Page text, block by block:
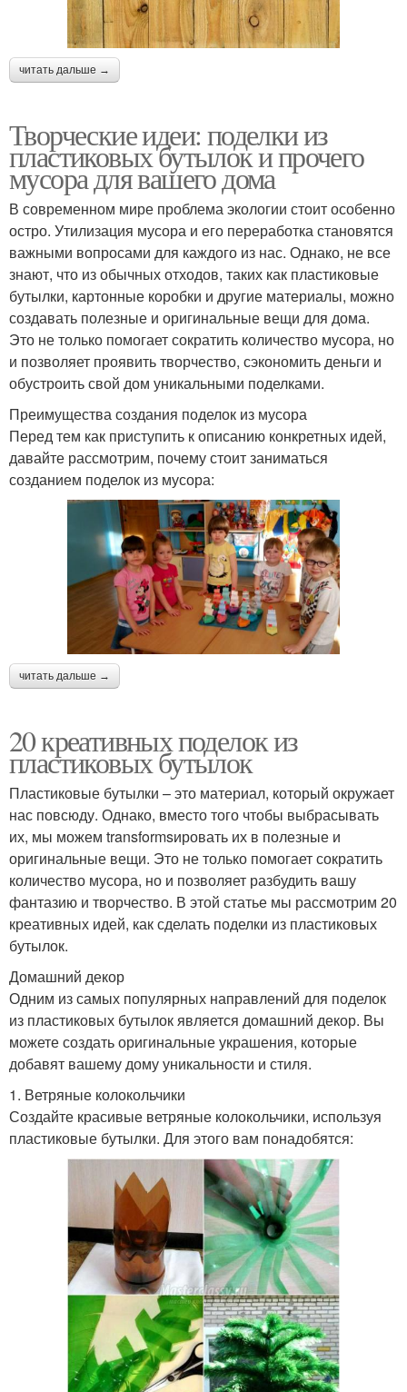
читать дальше →
Творческие идеи: поделки из
пластиковых бутылок и прочего
мусора для вашего дома
В современном мире проблема экологии стоит особенно
остро. Утилизация мусора и его переработка становятся
важными вопросами для каждого из нас. Однако, не все
знают, что из обычных отходов, таких как пластиковые
бутылки, картонные коробки и другие материалы, можно
создавать полезные и оригинальные вещи для дома.
Это не только помогает сократить количество мусора, но
и позволяет проявить творчество, сэкономить деньги и
обустроить свой дом уникальными поделками.
Преимущества создания поделок из мусора
Перед тем как приступить к описанию конкретных идей,
давайте рассмотрим, почему стоит заниматься
созданием поделок из мусора:
читать дальше →
20 креативных поделок из
пластиковых бутылок
Пластиковые бутылки – это материал, который окружает
нас повсюду. Однако, вместо того чтобы выбрасывать
их, мы можем transformsировать их в полезные и
оригинальные вещи. Это не только помогает сократить
количество мусора, но и позволяет разбудить вашу
фантазию и творчество. В этой статье мы рассмотрим 20
креативных идей, как сделать поделки из пластиковых
бутылок.
Домашний декор
Одним из самых популярных направлений для поделок
из пластиковых бутылок является домашний декор. Вы
можете создать оригинальные украшения, которые
добавят вашему дому уникальности и стиля.
1. Ветряные колокольчики
Создайте красивые ветряные колокольчики, используя
пластиковые бутылки. Для этого вам понадобятся: